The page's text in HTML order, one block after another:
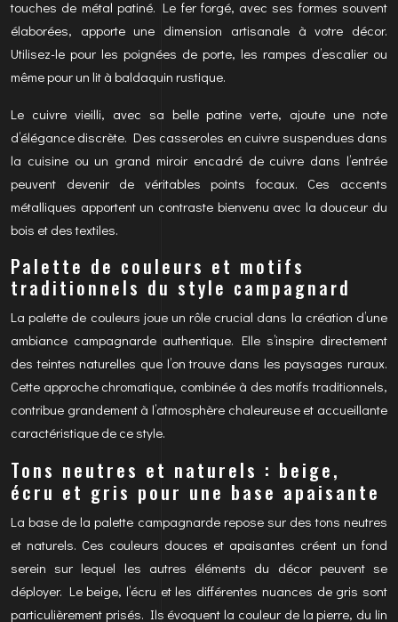
touches de métal patiné. Le fer forgé, avec ses formes souvent
élaborées, apporte une dimension artisanale à votre décor.
Utilisez-le pour les poignées de porte, les rampes d’escalier ou
même pour un lit à baldaquin rustique.
Le cuivre vieilli, avec sa belle patine verte, ajoute une note
d’élégance discrète. Des casseroles en cuivre suspendues dans
la cuisine ou un grand miroir encadré de cuivre dans l’entrée
peuvent devenir de véritables points focaux. Ces accents
métalliques apportent un contraste bienvenu avec la douceur du
bois et des textiles.
Palette de couleurs et motifs
traditionnels du style campagnard
La palette de couleurs joue un rôle crucial dans la création d’une
ambiance campagnarde authentique. Elle s’inspire directement
des teintes naturelles que l’on trouve dans les paysages ruraux.
Cette approche chromatique, combinée à des motifs traditionnels,
contribue grandement à l’atmosphère chaleureuse et accueillante
caractéristique de ce style.
Tons neutres et naturels : beige,
écru et gris pour une base apaisante
La base de la palette campagnarde repose sur des tons neutres
et naturels. Ces couleurs douces et apaisantes créent un fond
serein sur lequel les autres éléments du décor peuvent se
déployer. Le beige, l’écru et les différentes nuances de gris sont
particulièrement prisés. Ils évoquent la couleur de la pierre, du lin